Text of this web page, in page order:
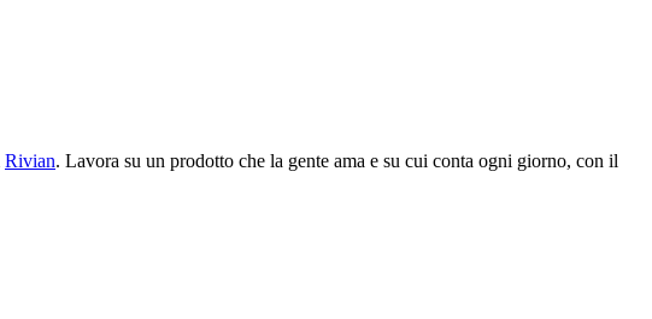
Rivian. Lavora su un prodotto che la gente ama e su cui conta ogni giorno, con il